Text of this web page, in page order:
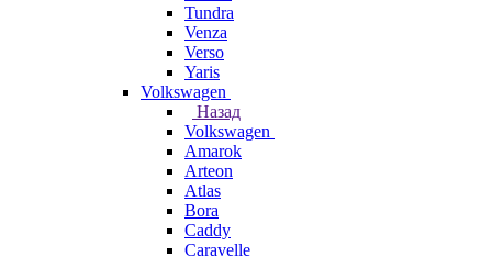
Tundra
Venza
Verso
Yaris
Volkswagen
Назад
Volkswagen
Amarok
Arteon
Atlas
Bora
Caddy
Caravelle